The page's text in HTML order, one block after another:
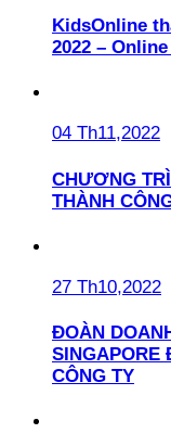
KidsOnline
2022 –
04 Th11,2022
CHƯƠNG
THÀNH
27 Th10,2022
ĐOÀN
SINGAPORE
CÔNG TY